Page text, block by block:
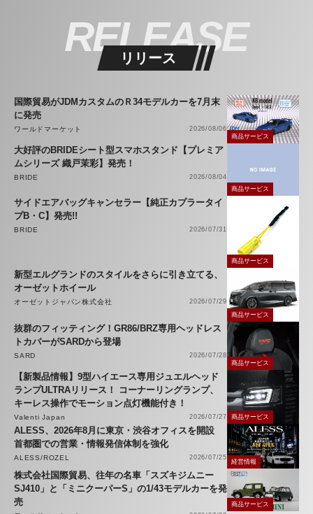
RELEASE
リリース
国際貿易がJDMカスタムのＲ34モデルカーを7月末
に発売
ワールドマーケット
2026/08/06
商品サービス
大好評のBRIDEシート型スマホスタンド【プレミア
ムシリーズ 織戸茉彩】発売！
BRIDE
2026/08/04
商品サービス
サイドエアバッグキャンセラー【純正カプラータイ
プB・C】発売!!
BRIDE 2026/07/31
商品サービス
新型エルグランドのスタイルをさらに引き立てる、
オーゼットホイール
オーゼットジャパン株式会社
2026/07/29
商品サービス
抜群のフィッティング！GR86/BRZ専用ヘッドレス
トカバーがSARDから登場
SARD
2026/07/28
商品サービス
【新製品情報】9型ハイエース専用ジュエルヘッド
ランプULTRAリリース！ コーナーリングランプ、
キーレス操作でモーション点灯機能付き！
Valenti Japan 2026/07/27 商品サービス
ALESS、2026年8月に東京・渋谷オフィスを開設
首都圏での営業・情報発信体制を強化
ALESS/ROZEL 2026/07/25
経営情報
株式会社国際貿易、往年の名車「スズキジムニー
SJ410」と「ミニクーパーS」の1/43モデルカーを発
売
商品サービス